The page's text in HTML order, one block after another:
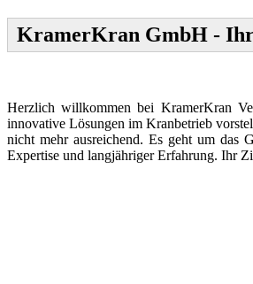
KramerKran GmbH - Ihr
Herzlich willkommen bei KramerKran
innovative Lösungen im Kranbetrieb
nicht mehr ausreichend. Es geht um das
Expertise und langjähriger Erfahrung. Ihr